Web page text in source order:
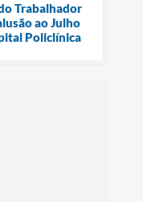
Trabalhador
ao Julho
Policlínica